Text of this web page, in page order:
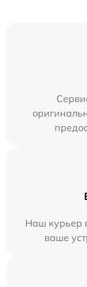
Наш курьер
ваше